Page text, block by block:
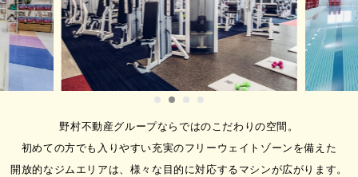
2026.08.07
８月【成人水泳教室】体験受付
中！！
【成人水泳教室】体験受付中！！
&n…
野村不動産グループならではのこだわりの空間。
初めての方でも入りやすい充実のフリーウェイトゾーンを備えた
開放的なジムエリアは、様々な目的に対応するマシンが広がります。